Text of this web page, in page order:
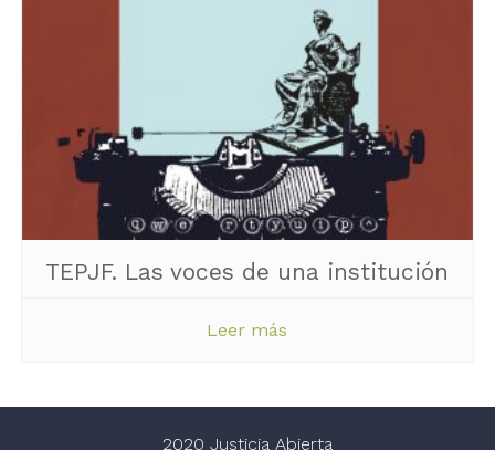
TEPJF. Las voces de una institución
Leer más
2020 Justicia Abierta